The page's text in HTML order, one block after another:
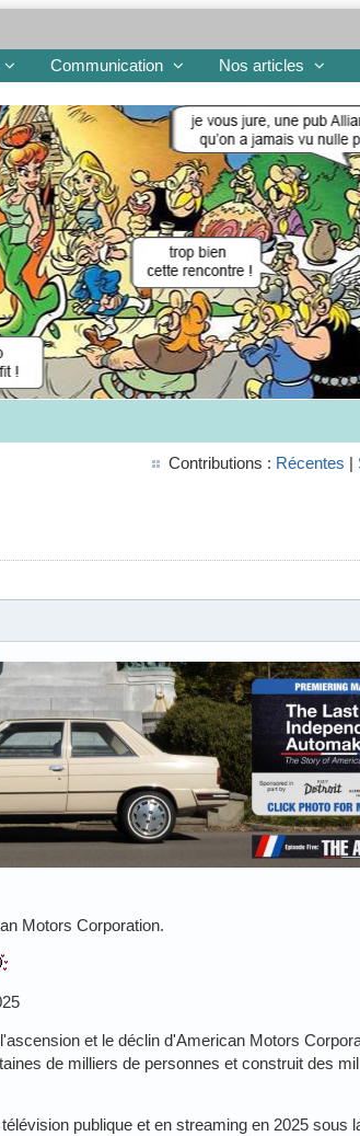
Communication Nos articles
Contributions : Récentes |
Motors Corporation.
et le déclin d'American Motors
de milliers de personnes et construit des
publique et en streaming en 2025 sous